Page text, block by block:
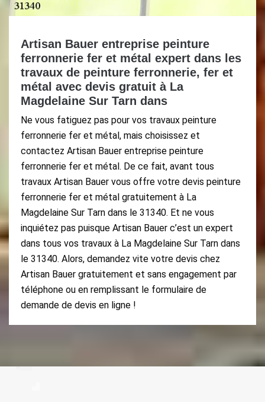
Artisan Bauer entreprise peinture
ferronnerie fer et métal expert dans les
travaux de peinture ferronnerie, fer et
métal avec devis gratuit à La
Magdelaine Sur Tarn dans
Ne vous fatiguez pas pour vos travaux peinture
ferronnerie fer et métal, mais choisissez et
contactez Artisan Bauer entreprise peinture
ferronnerie fer et métal. De ce fait, avant tous
travaux Artisan Bauer vous offre votre devis peinture
ferronnerie fer et métal gratuitement à La
Magdelaine Sur Tarn dans le 31340. Et ne vous
inquiétez pas puisque Artisan Bauer c’est un expert
dans tous vos travaux à La Magdelaine Sur Tarn dans
le 31340. Alors, demandez vite votre devis chez
Artisan Bauer gratuitement et sans engagement par
téléphone ou en remplissant le formulaire de
demande de devis en ligne !